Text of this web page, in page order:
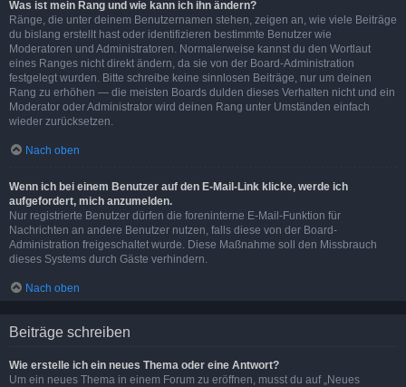
Was ist mein Rang und wie kann ich ihn ändern?
Ränge, die unter deinem Benutzernamen stehen, zeigen an, wie viele Beiträge
du bislang erstellt hast oder identifizieren bestimmte Benutzer wie
Moderatoren und Administratoren. Normalerweise kannst du den Wortlaut
eines Ranges nicht direkt ändern, da sie von der Board-Administration
festgelegt wurden. Bitte schreibe keine sinnlosen Beiträge, nur um deinen
Rang zu erhöhen — die meisten Boards dulden dieses Verhalten nicht und ein
Moderator oder Administrator wird deinen Rang unter Umständen einfach
wieder zurücksetzen.
Nach oben
Wenn ich bei einem Benutzer auf den E-Mail-Link klicke, werde ich
aufgefordert, mich anzumelden.
Nur registrierte Benutzer dürfen die foreninterne E-Mail-Funktion für
Nachrichten an andere Benutzer nutzen, falls diese von der Board-
Administration freigeschaltet wurde. Diese Maßnahme soll den Missbrauch
dieses Systems durch Gäste verhindern.
Nach oben
Beiträge schreiben
Wie erstelle ich ein neues Thema oder eine Antwort?
Um ein neues Thema in einem Forum zu eröffnen, musst du auf „Neues